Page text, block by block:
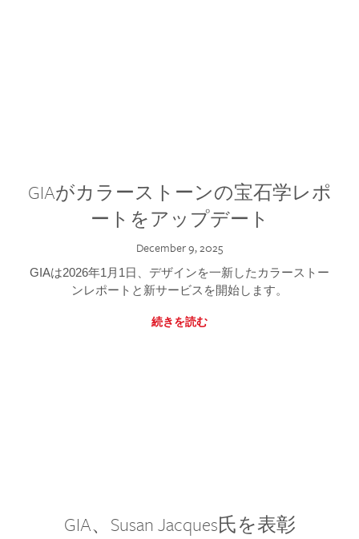
GIAがカラーストーンの宝石学レポ
ートをアップデート
December 9, 2025
GIAは2026年1月1日、デザインを一新したカラーストー
ンレポートと新サービスを開始します。
続きを読む
GIA、Susan Jacques氏を表彰